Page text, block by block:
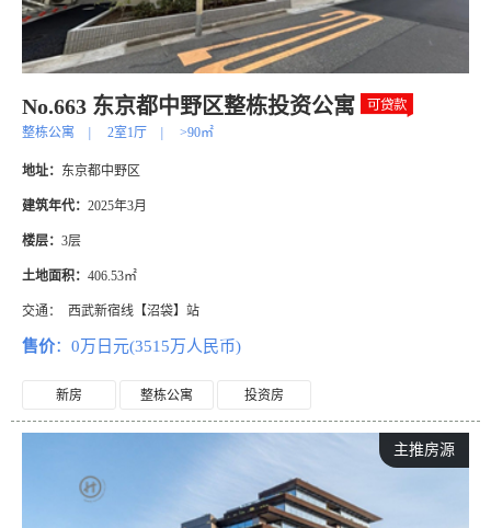
No.663 东京都中野区整栋投资公寓
整栋公寓 2室1厅 >90㎡
地址： 东京都中野区
建筑年代： 2025年3月
楼层： 3层
土地面积： 406.53㎡
交通： 西武新宿线【沼袋】站
售价：0万日元(3515万人民币)
新房 整栋公寓 投资房
主推房源